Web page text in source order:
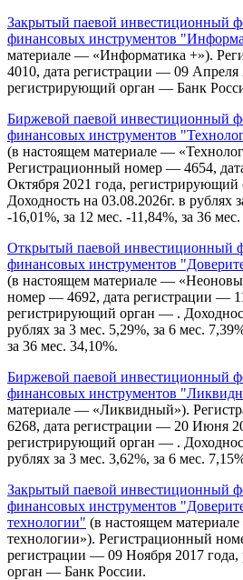
Закрытый паевой инвестиционный
финансовых инструментов
материале — «Информатика +»).
4010, дата регистрации — 09 Апреля
регистрирующий орган — Банк
Биржевой паевой инвестиционный
финансовых инструментов
(в настоящем материале —
Регистрационный номер — 4654,
Октября 2021 года,
Доходность на 03.08.2026г. в рублях
-16,01%, за 12 мес. -11,84%, за 36
Открытый паевой инвестиционный
финансовых инструментов
(в настоящем материале —
номер — 4692, дата регистрации —
регистрирующий орган — .
рублях за 3 мес. 5,29%, за 6 мес.
за 36 мес. 34,10%.
Биржевой паевой инвестиционный
финансовых инструментов
материале — «Ликвидный»).
6268, дата регистрации — 20 Июня
регистрирующий орган — .
рублях за 3 мес. 3,62%, за 6 мес.
Закрытый паевой инвестиционный
финансовых инструментов
технологии" (в настоящем
технологии»). Регистрационный
регистрации — 09 Ноября 2017
орган — Банк России.